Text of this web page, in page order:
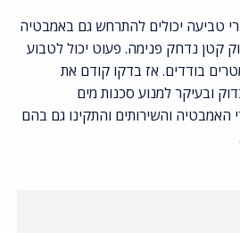
טביעה יכולים להתרחש גם באמבטיה
קטן נדחק פנימה. פעוט יכול לטבוע
בודדים. אז בדקו קודם את
ובעיקר למנוע סכנות מים
האמבטיה והשירותים והתקינו גם בהם